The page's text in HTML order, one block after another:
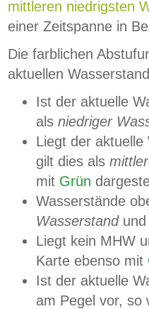
mittleren niedrigsten
einer Zeitspanne in
Die farblichen
aktuellen
Ist der aktuelle
als niedriger
Liegt der
gilt dies als
mit Grün
Wasserstände
Wasserstandund
Liegt kein MHW
Karte ebenso mit
Ist der aktuelle
am Pegel vor,